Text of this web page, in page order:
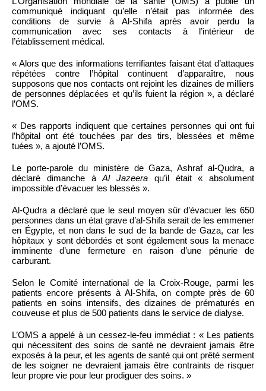
communiqué indiquant qu’elle n’était pas informée des
conditions de survie à Al-Shifa après avoir perdu la
communication avec ses contacts à l’intérieur de
l’établissement médical.
« Alors que des informations terrifiantes faisant état d’attaques
répétées contre l’hôpital continuent d’apparaître, nous
supposons que nos contacts ont rejoint les dizaines de milliers
de personnes déplacées et qu’ils fuient la région », a déclaré
l’OMS.
« Des rapports indiquent que certaines personnes qui ont fui
l’hôpital ont été touchées par des tirs, blessées et même
tuées », a ajouté l’OMS.
Le porte-parole du ministère de Gaza, Ashraf al-Qudra, a
déclaré dimanche àAl Jazeera qu’il était « absolument
impossible d’évacuer les blessés ».
Al-Qudra a déclaré que le seul moyen sûr d’évacuer les 650
personnes dans un état grave d’al-Shifa serait de les emmener
en Égypte, et non dans le sud de la bande de Gaza, car les
hôpitaux y sont débordés et sont également sous la menace
imminente d’une fermeture en raison d’une pénurie de
carburant.
Selon le Comité international de la Croix-Rouge, parmi les
patients encore présents à Al-Shifa, on compte près de 60
patients en soins intensifs, des dizaines de prématurés en
couveuse et plus de 500 patients dans le service de dialyse.
L’OMS a appelé à un cessez-le-feu immédiat : « Les patients
qui nécessitent des soins de santé ne devraient jamais être
exposés à la peur, et les agents de santé qui ont prêté serment
de les soigner ne devraient jamais être contraints de risquer
leur propre vie pour leur prodiguer des soins. »